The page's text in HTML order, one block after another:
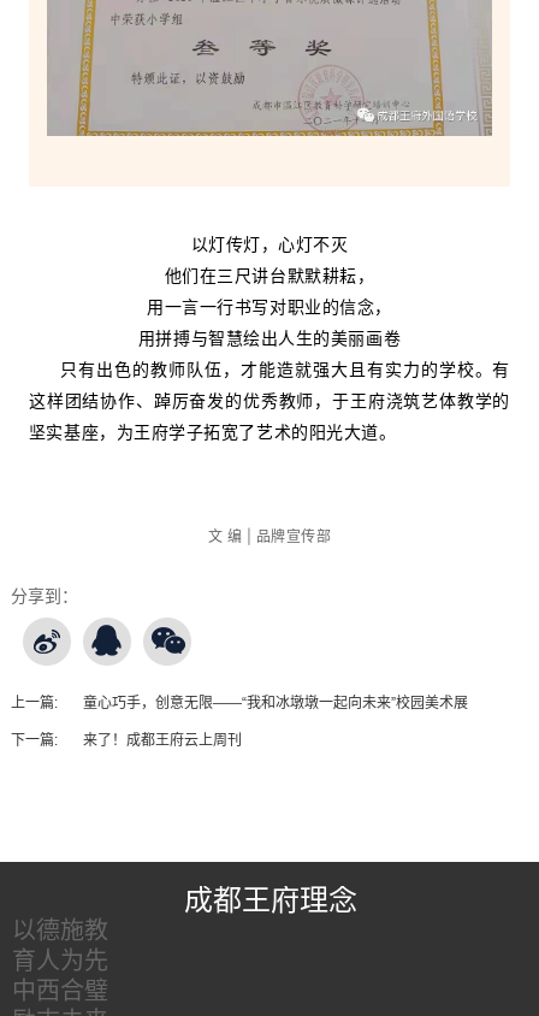
以灯传灯，心灯不灭
他们在三尺讲台默默耕耘，
用一言一行书写对职业的信念，
用拼搏与智慧绘出人生的美丽画卷
只有出色的教师队伍，才能造就强大且有实力的学校。有
这样团结协作、踔厉奋发的优秀教师，于王府浇筑艺体教学的
坚实基座，为王府学子拓宽了艺术的阳光大道。
文 编 | 品牌宣传部
分享到：
上一篇: 童心巧手，创意无限——“我和冰墩墩一起向未来”校园美术展
下一篇: 来了！成都王府云上周刊
成都王府理念
以德施教
育人为先
中西合璧